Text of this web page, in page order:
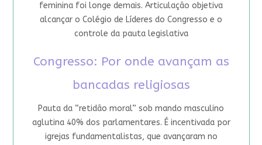
feminina foi longe demais. Articulação objetiva
alcançar o Colégio de Líderes do Congresso e o
controle da pauta legislativa
Congresso: Por onde avançam as
bancadas religiosas
Pauta da “retidão moral” sob mando masculino
aglutina 40% dos parlamentares. É incentivada por
igrejas fundamentalistas, que avançaram no